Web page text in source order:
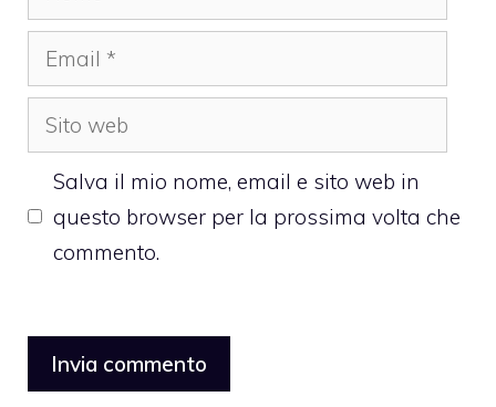
Email
Sito
web
Salva il mio nome, email e sito web in
questo browser per la prossima volta che
commento.